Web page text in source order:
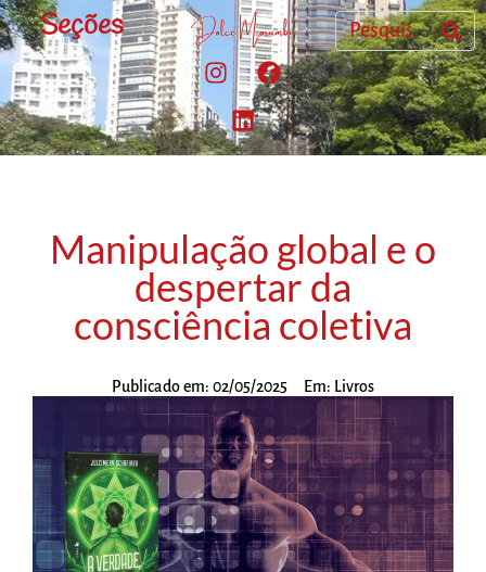
Seções
Manipulação global e o
despertar da
consciência coletiva
Publicado em: 02/05/2025 Em: Livros